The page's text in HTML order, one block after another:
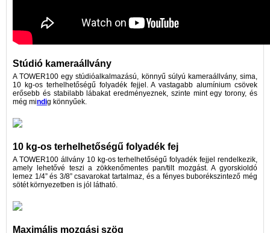
Stúdió kameraállvány
A TOWER100 egy stúdióalkalmazású, könnyű súlyú kameraállvány, sima,
10 kg-os terhelhetőségű folyadék fejjel. A vastagabb alumínium csövek
erősebb és stabilabb lábakat eredményeznek, szinte mint egy torony, és
még mindig könnyűek.
10 kg-os terhelhetőségű folyadék fej
A TOWER100 állvány 10 kg-os terhelhetőségű folyadék fejjel rendelkezik,
amely lehetővé teszi a zökkenőmentes pan/tilt mozgást. A gyorskioldó
lemez 1/4” és 3/8” csavarokat tartalmaz, és a fényes buborékszintező még
sötét környezetben is jól látható.
Maximális mozgási szög